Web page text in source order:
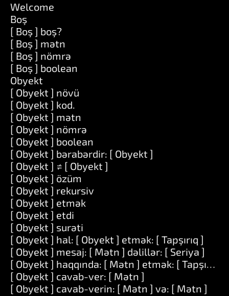
Welcome
Boş
[ Boş ] boş?
[ Boş ] mətn
[ Boş ] nömrə
[ Boş ] boolean
Obyekt
[ Obyekt ] növü
[ Obyekt ] kod.
[ Obyekt ] mətn
[ Obyekt ] nömrə
[ Obyekt ] boolean
[ Obyekt ] bərabərdir: [ Obyekt ]
[ Obyekt ] ≠ [ Obyekt ]
[ Obyekt ] özüm
[ Obyekt ] rekursiv
[ Obyekt ] etmək
[ Obyekt ] etdi
[ Obyekt ] surəti
[ Obyekt ] hal: [ Obyekt ] etmək: [ Tapşırıq ]
[ Obyekt ] mesaj: [ Mətn ] dəlillər: [ Seriya ]
[ Obyekt ] haqqında: [ Mətn ] etmək: [ Tapşırıq ]
[ Obyekt ] cavab-ver: [ Mətn ]
[ Obyekt ] cavab-verin: [ Mətn ] və: [ Mətn ]